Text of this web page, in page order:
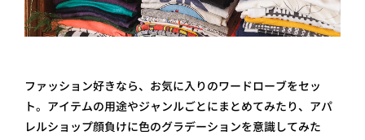
ファッション好きなら、お気に入りのワードローブをセッ
ト。アイテムの用途やジャンルごとにまとめてみたり、アパ
レルショップ顔負けに色のグラデーションを意識してみた